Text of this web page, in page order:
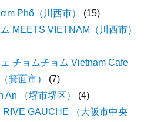
Phố（川西市）
(15)
MEETS VIETNAM（川西市）
チョムチョム Vietnam Cafe
箕面市）
(7)
An （堺市堺区）
(4)
RIVE GAUCHE （大阪市中央